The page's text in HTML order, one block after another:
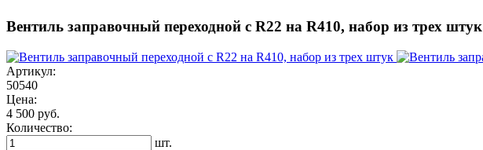
Вентиль заправочный переходной с R22 на R410, набор из трех штук
Артикул:
50540
Цена:
4 500 руб.
Количество:
шт.